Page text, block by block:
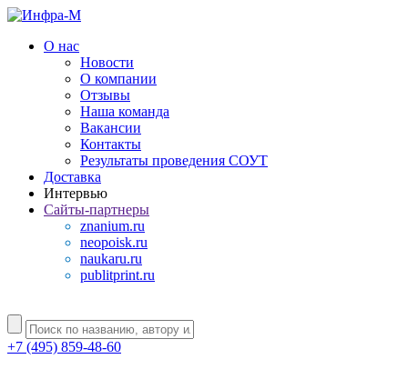
О нас
Новости
О компании
Отзывы
Наша команда
Вакансии
Контакты
Результаты проведения СОУТ
Доставка
Интервью
Сайты-партнеры
znanium.ru
neopoisk.ru
naukaru.ru
publitprint.ru
+7 (495) 859-48-60